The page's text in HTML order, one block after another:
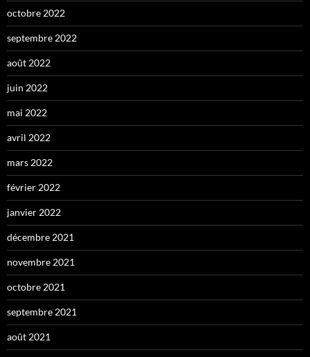
octobre 2022
septembre 2022
août 2022
juin 2022
mai 2022
avril 2022
mars 2022
février 2022
janvier 2022
décembre 2021
novembre 2021
octobre 2021
septembre 2021
août 2021